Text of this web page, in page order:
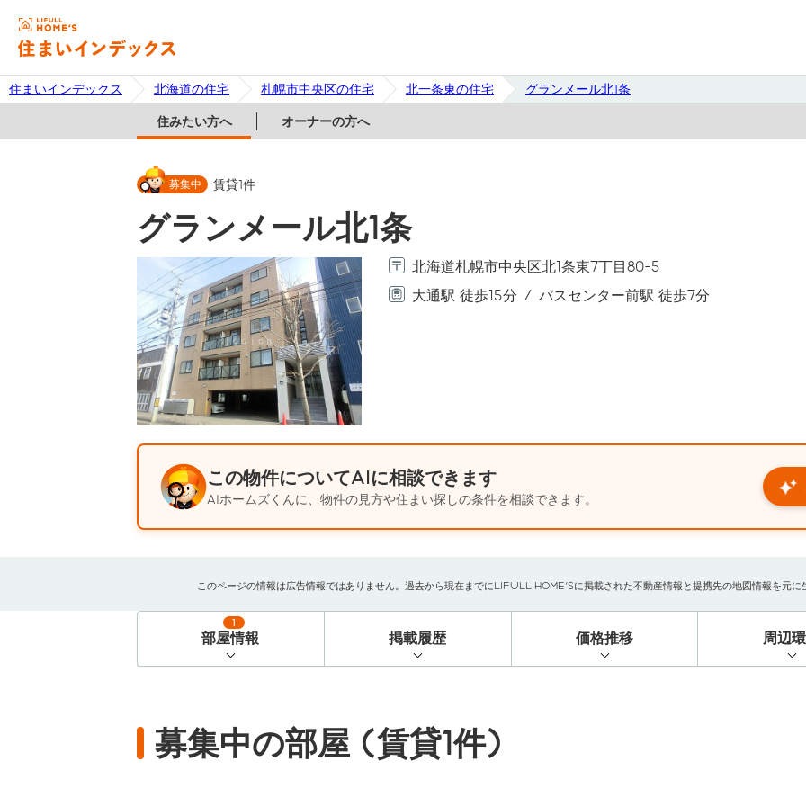
住まいインデックス 北海道の住宅 札幌市中央区の住宅 北一条東の住宅 グランメール北1条
住みたい方へ オーナーの方へ
募集中 賃貸1件
グランメール北1条
北海道札幌市中央区北1条東7丁目80-5
大通駅 徒歩15分
バスセンター前駅 徒歩7分
この物件についてAIに相談できます
AIホームズくんに、物件の見方や住まい探しの条件を相談できます。
このページの情報は広告情報ではありません。過去から現在までにLIFULL HOME'Sに掲載された不動産情報と提携先の地図情報を元
部屋情報
1
掲載履歴 価格推移 周辺
募集中の部屋 (賃貸1件)